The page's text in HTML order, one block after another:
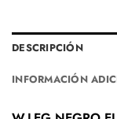
DESCRIPCIÓN
INFORMACIÓN